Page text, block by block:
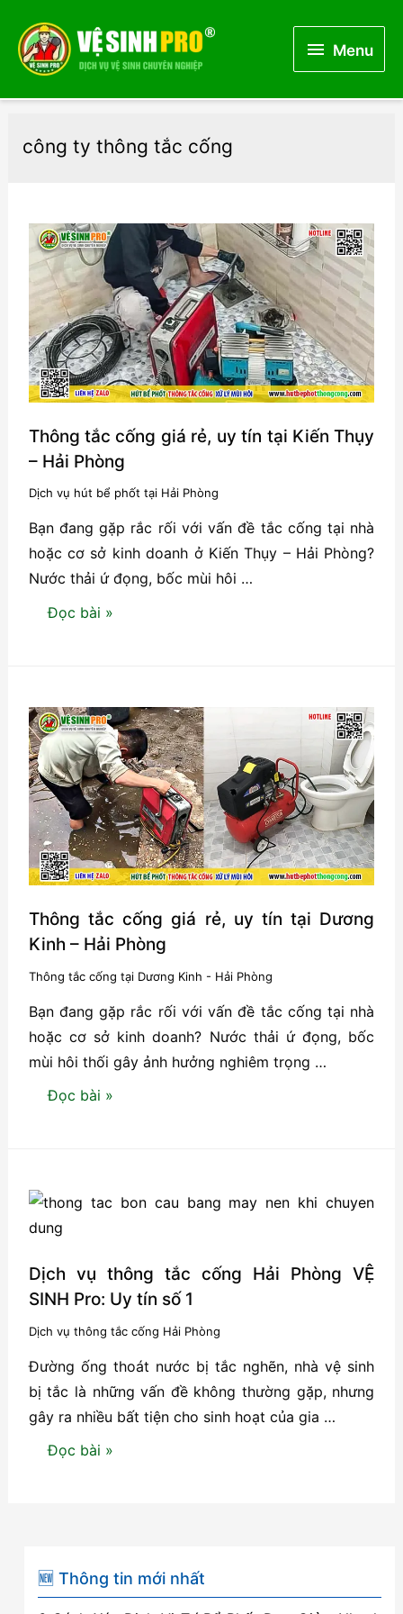
MenuMenu
công ty thông tắc cống
Thông tắc cống giá rẻ, uy tín tại Kiến Thụy
– Hải Phòng
Dịch vụ hút bể phốt tại Hải Phòng
Bạn đang gặp rắc rối với vấn đề tắc cống tại nhà
hoặc cơ sở kinh doanh ở Kiến Thụy – Hải Phòng?
Nước thải ứ đọng, bốc mùi hôi …
Thông
rẻ,
uy
tín
tại
Kiến
Thụy
–
Hải
Phòng
Đọc bài »
Thông tắc cống giá rẻ, uy tín tại Dương
Kinh – Hải Phòng
Thông tắc cống tại Dương Kinh - Hải Phòng
Bạn đang gặp rắc rối với vấn đề tắc cống tại nhà
hoặc cơ sở kinh doanh? Nước thải ứ đọng, bốc
mùi hôi thối gây ảnh hưởng nghiêm trọng …
Thông
rẻ,
uy
tại
Dương
Hải
Phòng
Đọc bài »
Dịch vụ thông tắc cống Hải Phòng VỆ
SINH Pro: Uy tín số 1
Dịch vụ thông tắc cống Hải Phòng
Đường ống thoát nước bị tắc nghẽn, nhà vệ sinh
bị tắc là những vấn đề không thường gặp, nhưng
gây ra nhiều bất tiện cho sinh hoạt của gia …
Dịch
Hải
Phòng
Đọc bài »
🆕 Thông tin mới nhất